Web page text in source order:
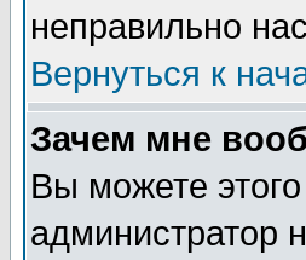
неправильно
Вернуться к
Зачем мне
Вы можете этого
администратор